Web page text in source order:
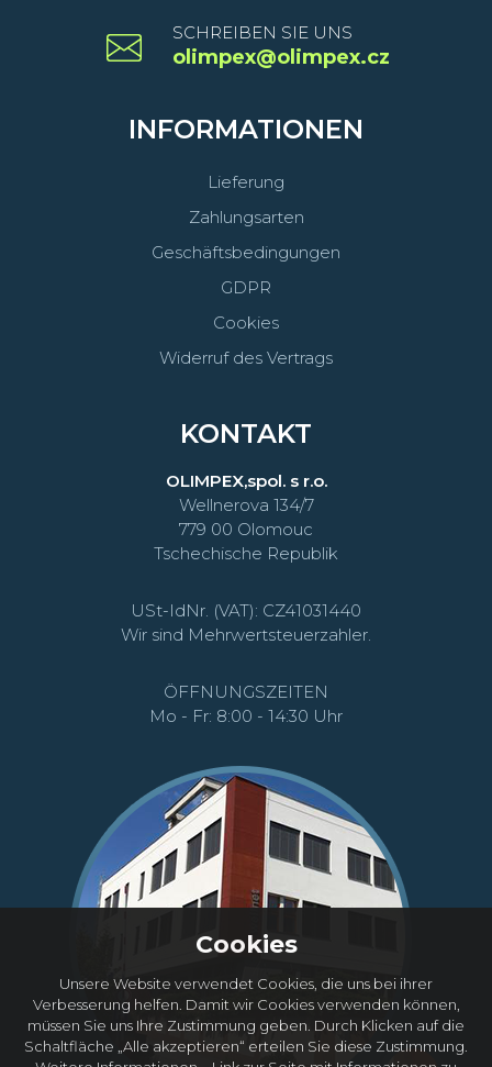
SCHREIBEN SIE UNS
olimpex@olimpex.cz
INFORMATIONEN
Lieferung
Zahlungsarten
Geschäftsbedingungen
GDPR
Cookies
Widerruf des Vertrags
KONTAKT
OLIMPEX,spol. s r.o.
Wellnerova 134/7
779 00 Olomouc
Tschechische Republik
USt-IdNr. (VAT): CZ41031440
Wir sind Mehrwertsteuerzahler.
ÖFFNUNGSZEITEN
Mo - Fr: 8:00 - 14:30 Uhr
Cookies
Unsere Website verwendet Cookies, die uns bei ihrer
Verbesserung helfen. Damit wir Cookies verwenden können,
müssen Sie uns Ihre Zustimmung geben. Durch Klicken auf die
Schaltfläche „Alle akzeptieren“ erteilen Sie diese Zustimmung.